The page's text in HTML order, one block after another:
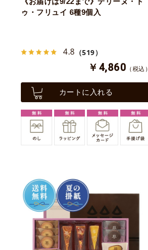
ゥ・フリュイ 6種9個入
4.8 （519）
￥4,860 （税込）
カートに入れる